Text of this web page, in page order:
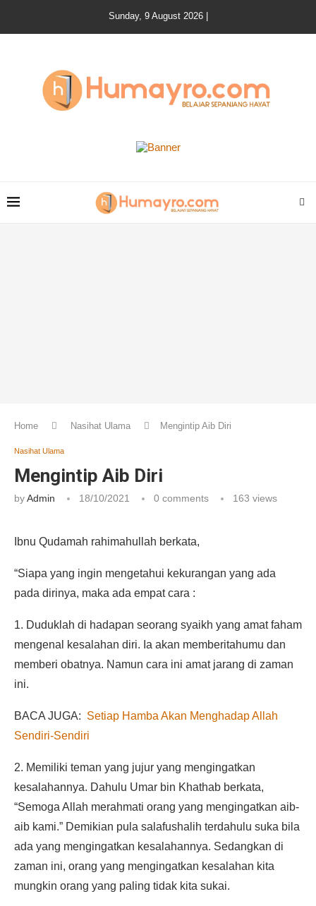
Sunday, 9 August 2026 |
Home Nasihat Ulama Mengintip Aib Diri
Nasihat Ulama
Mengintip Aib Diri
byAdmin 18/10/2021 0 comments 163 views
Ibnu Qudamah rahimahullah berkata,
“Siapa yang ingin mengetahui kekurangan yang ada
pada dirinya, maka ada empat cara :
1. Duduklah di hadapan seorang syaikh yang amat faham
mengenal kesalahan diri. Ia akan memberitahumu dan
memberi obatnya. Namun cara ini amat jarang di zaman
ini.
BACA JUGA: Setiap Hamba Akan Menghadap Allah
Sendiri-Sendiri
2. Memiliki teman yang jujur yang mengingatkan
kesalahannya. Dahulu Umar bin Khathab berkata,
“Semoga Allah merahmati orang yang mengingatkan aib-
aib kami.” Demikian pula salafushalih terdahulu suka bila
ada yang mengingatkan kesalahannya. Sedangkan di
zaman ini, orang yang mengingatkan kesalahan kita
mungkin orang yang paling tidak kita sukai.